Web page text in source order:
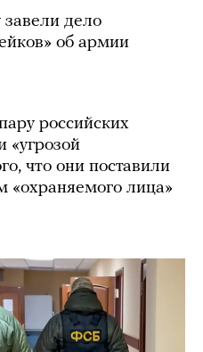
дело
об армии
российских
«угрозой
что они поставили
«охраняемого лица»